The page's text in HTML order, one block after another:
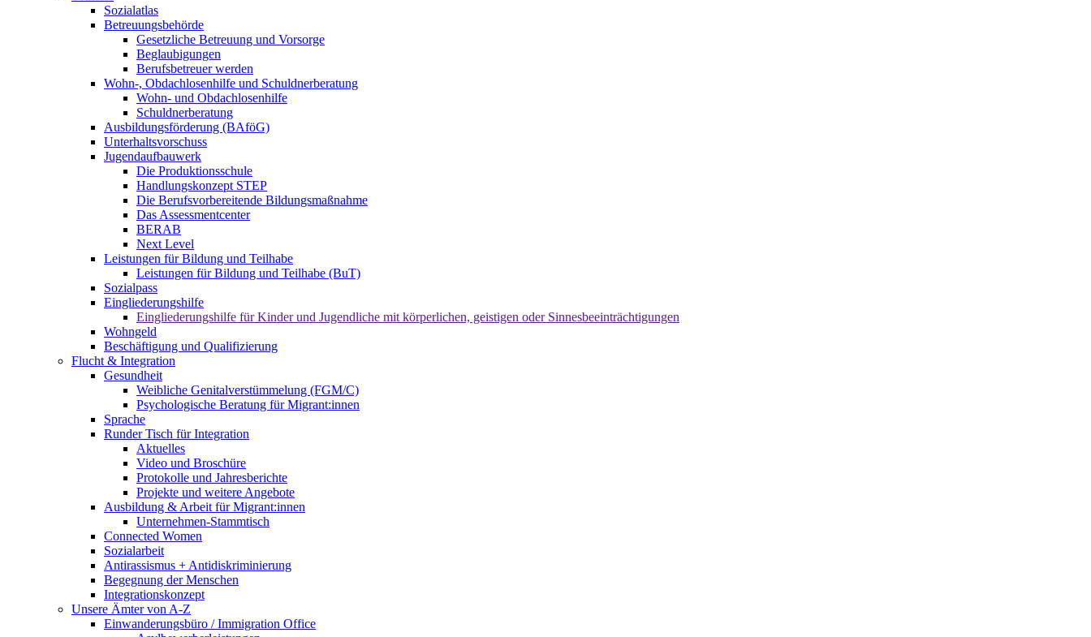
Sozialatlas
Betreuungsbehörde
Gesetzliche Betreuung und Vorsorge
Beglaubigungen
Berufsbetreuer werden
Wohn-, Obdachlosenhilfe und Schuldnerberatung
Wohn- und Obdachlosenhilfe
Schuldnerberatung
Ausbildungsförderung (BAföG)
Unterhaltsvorschuss
Jugendaufbauwerk
Die Produktionsschule
Handlungskonzept STEP
Die Berufsvorbereitende Bildungsmaßnahme
Das Assessmentcenter
BERAB
Next Level
Leistungen für Bildung und Teilhabe
Leistungen für Bildung und Teilhabe (BuT)
Sozialpass
Eingliederungshilfe
Eingliederungshilfe für Kinder und Jugendliche mit körperlichen, geistigen oder Sinnesbeeinträchtigungen
Wohngeld
Beschäftigung und Qualifizierung
Flucht & Integration
Gesundheit
Weibliche Genitalverstümmelung (FGM/C)
Psychologische Beratung für Migrant:innen
Sprache
Runder Tisch für Integration
Aktuelles
Video und Broschüre
Protokolle und Jahresberichte
Projekte und weitere Angebote
Ausbildung & Arbeit für Migrant:innen
Unternehmen-Stammtisch
Connected Women
Sozialarbeit
Antirassismus + Antidiskriminierung
Begegnung der Menschen
Integrationskonzept
Unsere Ämter von A-Z
Einwanderungsbüro / Immigration Office